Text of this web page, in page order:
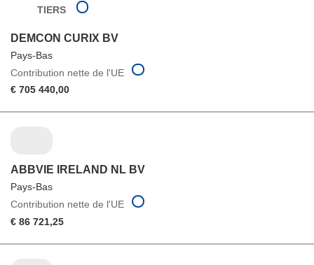
TIERS
DEMCON CURIX BV
Pays-Bas
Contribution nette de l'UE
€ 705 440,00
ABBVIE IRELAND NL BV
Pays-Bas
Contribution nette de l'UE
€ 86 721,25